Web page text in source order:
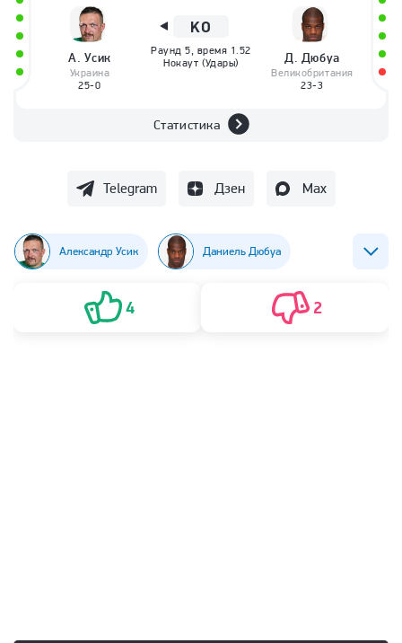
А. Усик
Украина
25-0
KO
Раунд5 , время 1.52
Нокаут (Удары)
Д. Дюбуа
Великобритания
23-3
Статистика
Telegram Дзен Max
Александр Усик Даниель Дюбуа
Александр Поветкин
4 2